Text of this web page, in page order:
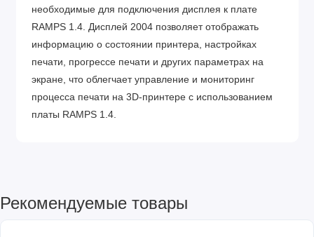
необходимые для подключения дисплея к плате
RAMPS 1.4. Дисплей 2004 позволяет отображать
информацию о состоянии принтера, настройках
печати, прогрессе печати и других параметрах на
экране, что облегчает управление и мониторинг
процесса печати на 3D-принтере с использованием
платы RAMPS 1.4.
Рекомендуемые товары